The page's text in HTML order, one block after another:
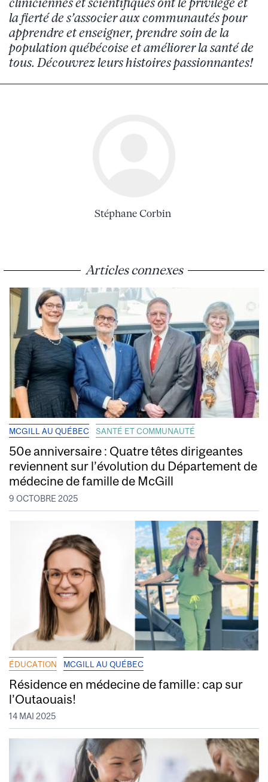
la fierté de s’associer aux communautés pour
apprendre et enseigner, prendre soin de la
population québécoise et améliorer la santé de
tous. Découvrez leurs histoirespassionnantes!
Stéphane Corbin
Articles connexes
MCGILL AU QUÉBEC SANTÉ ET COMMUNAUTÉ
50e anniversaire : Quatre têtes dirigeantes
reviennent sur l’évolution du Département de
médecine de famille de McGill
9 OCTOBRE 2025
ÉDUCATION MCGILL AU QUÉBEC
Résidence en médecine de famille : cap sur
l’Outaouais!
14 MAI 2025